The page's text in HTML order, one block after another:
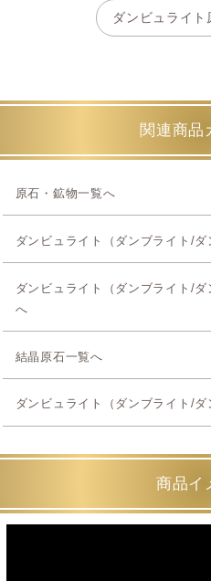
ダンビュライト
関連商品
原石・鉱物一覧へ
ダンビュライト（ダンブライト/
ダンビュライト（ダンブライト/
へ
結晶原石一覧へ
ダンビュライト（ダンブライト/
商品イ